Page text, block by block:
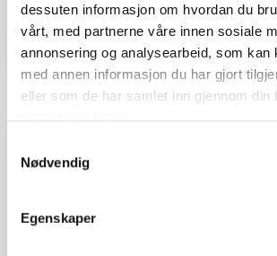
dessuten informasjon om hvordan du
vårt, med partnerne våre innen sosiale
annonsering og analysearbeid, som kan
med annen informasjon du har gjort
eller som de har samlet inn gjennom din
Nødvendig
Egenskaper
Gravidtrening
Oppstart 1. september